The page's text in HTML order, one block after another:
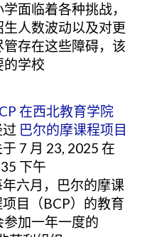
面临着各种挑战，
人数波动以及对更
存在这些障碍，该
的学校
在西北教育学院
巴尔的摩课程项目
于 7 月 23, 2025 在
下午
六月，巴尔的摩课
目（BCP）的教育
加一年一度的